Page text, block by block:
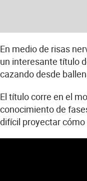
En medio de risas
un interesante título
cazando desde
El título corre en el
conocimiento de
difícil proyectar